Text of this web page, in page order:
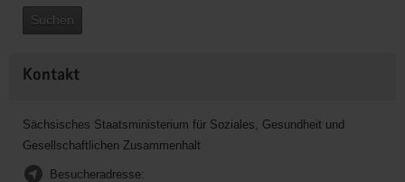
Suchen
Kontakt
Sächsisches Staatsministerium für Soziales, Gesundheit und
Gesellschaftlichen Zusammenhalt
Besucheradresse: